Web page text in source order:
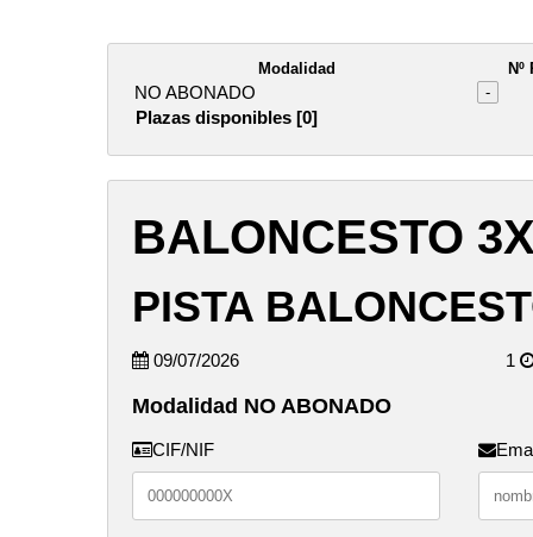
Modalidad Nº
NO ABONADO -
Plazas disponibles [0]
BALONCESTO
PISTA
09/07/2026 1
Modalidad NO ABONADO
CIF/NIF